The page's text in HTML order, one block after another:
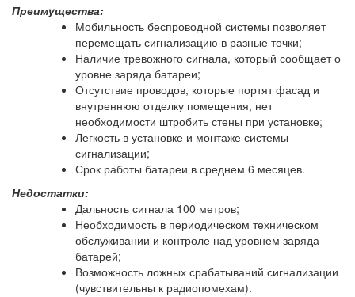
Преимущества:
Мобильность беспроводной системы позволяет
перемещать сигнализацию в разные точки;
Наличие тревожного сигнала, который сообщает о
уровне заряда батареи;
Отсутствие проводов, которые портят фасад и
внутреннюю отделку помещения, нет
необходимости штробить стены при установке;
Легкость в установке и монтаже системы
сигнализации;
Срок работы батареи в среднем 6 месяцев.
Недостатки:
Дальность сигнала 100 метров;
Необходимость в периодическом техническом
обслуживании и контроле над уровнем заряда
батарей;
Возможность ложных срабатываний сигнализации
(чувствительны к радиопомехам).